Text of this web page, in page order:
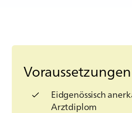
Voraussetzungen
Eidgenössisch
Arztdiplom